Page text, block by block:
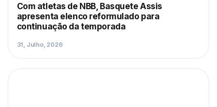
Com atletas de NBB, Basquete Assis
apresenta elenco reformulado para
continuação da temporada
31, Julho, 2026